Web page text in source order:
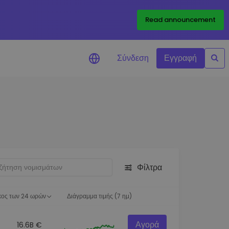
Read announcement
Σύνδεση Εγγραφή
Φίλτρα
των 24 ωρών Διάγραμμα τιμής (7 ημ)
16.6B € Αγορά